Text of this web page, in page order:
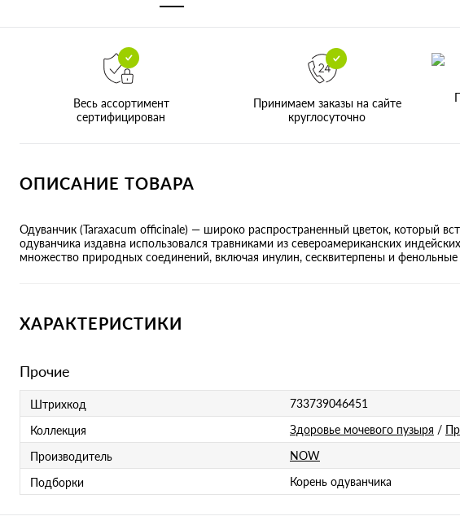
Весь ассортимент
сертифицирован
Принимаем заказы на сайте
круглосуточно
ОПИСАНИЕ ТОВАРА
Одуванчик (Taraxacum officinale) — широко распространенный цветок, который
одуванчика издавна использовался травниками из североамериканских
множество природных соединений, включая инулин, сесквитерпены и
ХАРАКТЕРИСТИКИ
Прочие
Штрихкод
733739046451
Коллекция
Здоровье мочевого пузыря /
Производитель
NOW
Подборки
Корень одуванчика